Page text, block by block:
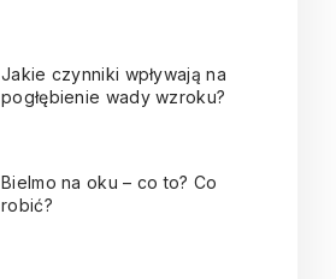
Jakie czynniki wpływają na
pogłębienie wady wzroku?
Bielmo na oku – co to? Co
robić?